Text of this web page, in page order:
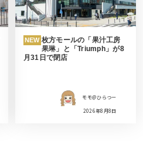
NEW 枚方モールの「果汁工房
果琳」と「Triumph」が8
月31日で閉店
モモ＠ひらつー
2026年8月8日